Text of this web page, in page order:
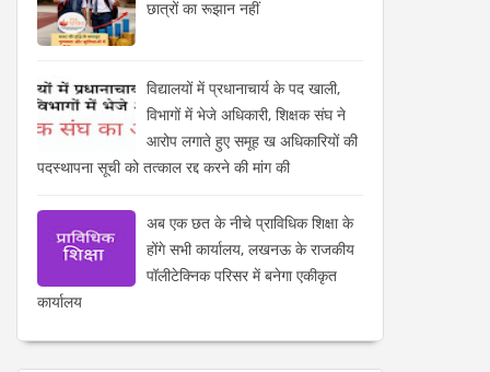
छात्रों का रूझान नहीं
विद्यालयों में प्रधानाचार्य के पद खाली,
विभागों में भेजे अधिकारी, शिक्षक संघ ने
आरोप लगाते हुए समूह ख अधिकारियों की
पदस्थापना सूची को तत्काल रद्द करने की मांग की
अब एक छत के नीचे प्राविधिक शिक्षा के
होंगे सभी कार्यालय, लखनऊ के राजकीय
पॉलीटेक्निक परिसर में बनेगा एकीकृत
कार्यालय